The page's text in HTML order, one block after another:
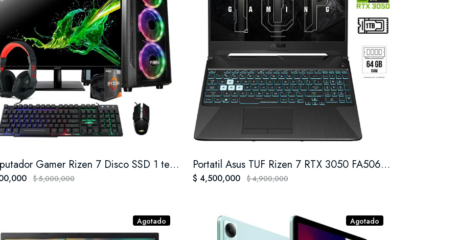
Computador Gamer Rizen 7 Disco SSD 1 ter 32 Ram
$ 5,000,000
Portatil Asus TUF Rizen 7 RTX 3050 FA506N ssd 1 tera 64 Ram
$ 4,500,000 $ 4,900,000
Agotado Agotado